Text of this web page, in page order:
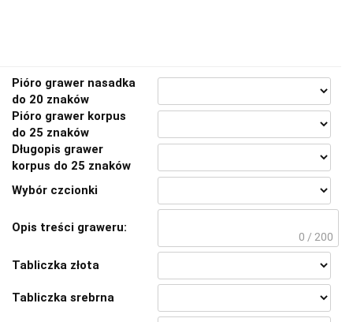
Pióro grawer nasadka
do 20 znaków
Pióro grawer korpus
do 25 znaków
Długopis grawer
korpus do 25 znaków
Wybór czcionki
Opis treści graweru:
0 / 200
Tabliczka złota
Tabliczka srebrna